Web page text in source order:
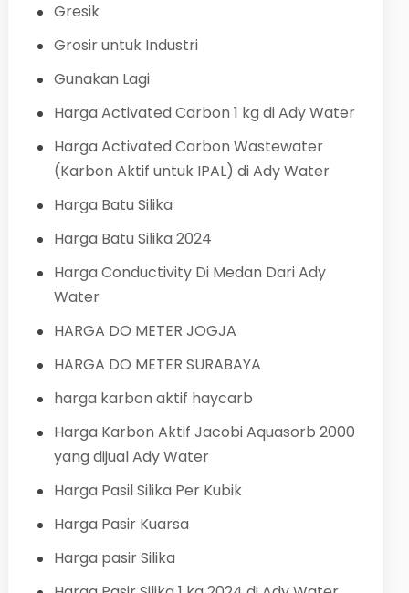
Gresik
Grosir untuk Industri
Gunakan Lagi
Harga Activated Carbon 1 kg di Ady Water
Harga Activated Carbon Wastewater
(Karbon Aktif untuk IPAL) di Ady Water
Harga Batu Silika
Harga Batu Silika 2024
Harga Conductivity Di Medan Dari Ady
Water
HARGA DO METER JOGJA
HARGA DO METER SURABAYA
harga karbon aktif haycarb
Harga Karbon Aktif Jacobi Aquasorb 2000
yang dijual Ady Water
Harga Pasil Silika Per Kubik
Harga Pasir Kuarsa
Harga pasir Silika